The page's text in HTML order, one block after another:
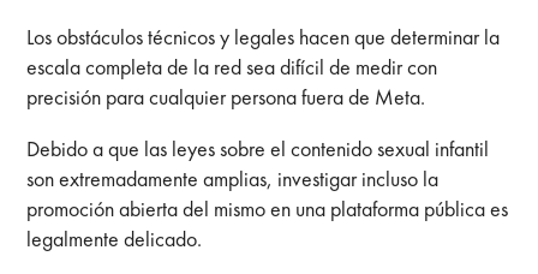
Los obstáculos técnicos y legales hacen que determinar la
escala completa de la red sea difícil de medir con
precisión para cualquier persona fuera de Meta.
Debido a que las leyes sobre el contenido sexual infantil
son extremadamente amplias, investigar incluso la
promoción abierta del mismo en una plataforma pública es
legalmente delicado.